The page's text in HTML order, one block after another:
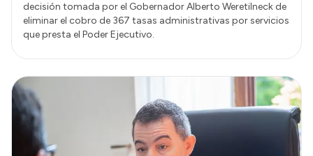
decisión tomada por el Gobernador Alberto Weretilneck de
eliminar el cobro de 367 tasas administrativas por servicios
que presta el Poder Ejecutivo.